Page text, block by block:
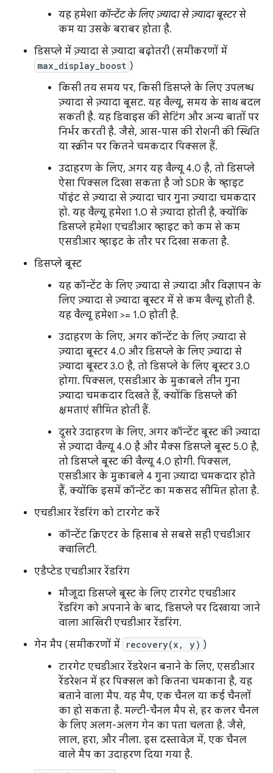
यह हमेशा कॉन्टेंट के लिए ज़्यादा से ज़्यादा बूस्टरसे
कम या उसके बराबर होता है.
डिसप्ले में ज़्यादा से ज़्यादा बढ़ोतरी (समीकरणों में
max_display_boost )
किसी तय समय पर, किसी डिसप्ले के लिए उपलब्ध
ज़्यादा से ज़्यादा बूसट. यह वैल्यू, समय के साथ बदल
सकती है. यह डिवाइस की सेटिंग और अन्य बातों पर
निर्भर करती है. जैसे, आस-पास की रोशनी की स्थिति
या स्क्रीन पर कितने चमकदार पिक्सल हैं.
उदाहरण के लिए, अगर यह वैल्यू 4.0 है, तो डिसप्ले
ऐसा पिक्सल दिखा सकता है जो SDR के व्हाइट
पॉइंट से ज़्यादा से ज़्यादा चार गुना ज़्यादा चमकदार
हो. यह वैल्यू हमेशा 1.0 से ज़्यादा होती है, क्योंकि
डिसप्ले हमेशा एचडीआर व्हाइट को कम से कम
एसडीआर व्हाइट के तौर पर दिखा सकता है.
डिसप्ले बूस्ट
यह कॉन्टेंट के लिए ज़्यादा से ज़्यादा और विज्ञापन के
लिए ज़्यादा से ज़्यादा बूस्टर में से कम वैल्यू होती है.
यह वैल्यू हमेशा >= 1.0 होती है.
उदाहरण के लिए, अगर कॉन्टेंट के लिए ज़्यादा से
ज़्यादा बूस्टर 4.0 और डिसप्ले के लिए ज़्यादा से
ज़्यादा बूस्टर 3.0 है, तो डिसप्ले के लिए बूस्टर 3.0
होगा. पिक्सल, एसडीआर के मुकाबले तीन गुना
ज़्यादा चमकदार दिखते हैं, क्योंकि डिसप्ले की
क्षमताएं सीमित होती हैं.
दूसरे उदाहरण के लिए, अगर कॉन्टेंट बूस्ट की ज़्यादा
से ज़्यादा वैल्यू 4.0 है और मैक्स डिसप्ले बूस्ट 5.0 है,
तो डिसप्ले बूस्ट की वैल्यू 4.0 होगी. पिक्सल,
एसडीआर के मुकाबले 4 गुना ज़्यादा चमकदार होते
हैं, क्योंकि इसमें कॉन्टेंट का मकसद सीमित होता है.
एचडीआर रेंडरिंग को टारगेट करें
कॉन्टेंट क्रिएटर के हिसाब से सबसे सही एचडीआर
क्वालिटी.
एडैप्टेड एचडीआर रेंडरिंग
मौजूदा डिसप्ले बूस्ट के लिए टारगेट एचडीआर
रेंडरिंग को अपनाने के बाद, डिसप्ले पर दिखाया जाने
वाला आखिरी एचडीआर रेंडरिंग.
गेन मैप (समीकरणों में recovery(x, y) )
टारगेट एचडीआर रेंडरेशन बनाने के लिए, एसडीआर
रेंडरेशन में हर पिक्सल को कितना चमकाना है, यह
बताने वाला मैप. यह मैप, एक चैनल या कई चैनलों
का हो सकता है. मल्टी-चैनल मैप से, हर कलर चैनल
के लिए अलग-अलग गेन का पता चलता है. जैसे,
लाल, हरा, और नीला. इस दस्तावेज़ में, एक चैनल
वाले मैप का उदाहरण दिया गया है.